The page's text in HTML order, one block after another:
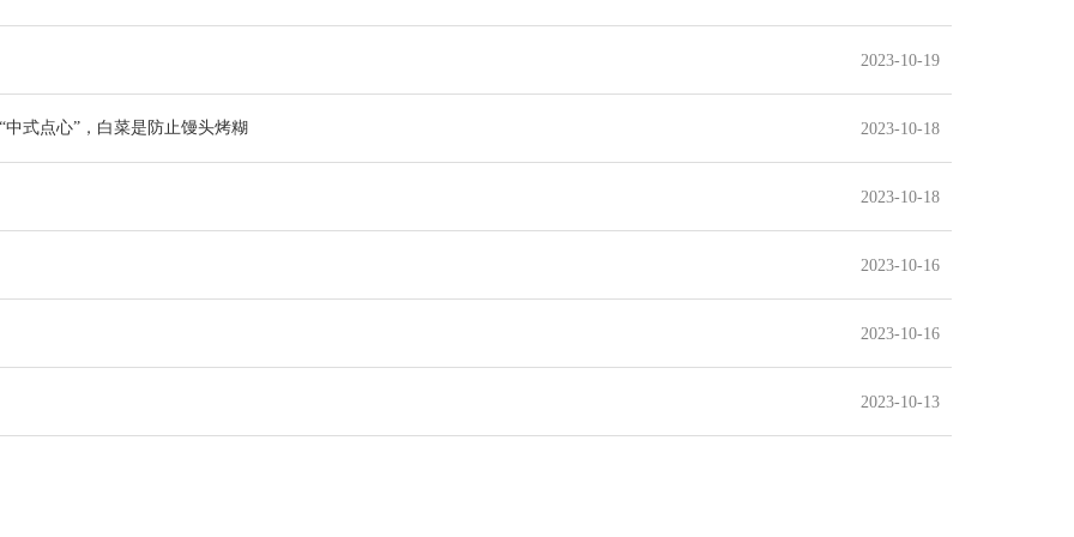
2023-10-19
式点心”，白菜是防止馒头烤糊 2023-10-18
2023-10-18
2023-10-16
2023-10-16
2023-10-13